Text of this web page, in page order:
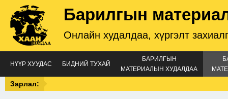
Барилгын
Онлайн худалдаа, хүргэлт
НҮҮР ХУУДАС БИДНИЙ ТУХАЙ
БАРИЛГЫН
МАТЕРИАЛЫН ХУДАЛДАА
Зарлал: